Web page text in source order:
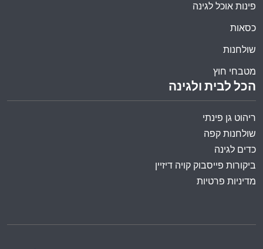
הכל לבית ולגינה
ריהוט גן פינתי
שולחנות קפה
כדים לגינה
ביקורות פייסבוק קויה דיזיין
מדיניות פרטיות
פינות אוכל לגינה
כסאות
שולחנות
מטבחי חוץ